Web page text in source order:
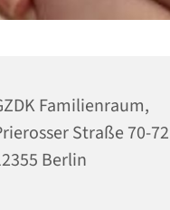
Familienraum,
Straße 70-
Berlin